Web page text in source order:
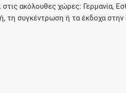
ακόλουθες χώρες: Γερμανία,
τη συγκέντρωση ή τα έκδοχα